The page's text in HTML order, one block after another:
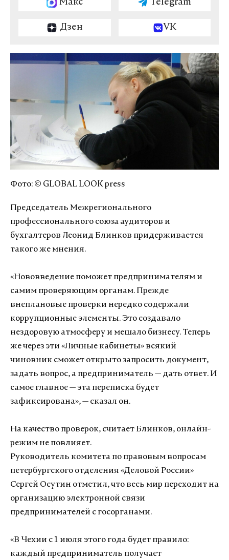
Макс Telegram
Дзен VK
Фото: © GLOBAL LOOK press
Председатель Межрегионального
профессионального союза аудиторов и
бухгалтеров Леонид Блинков придерживается
такого же мнения.
«Нововведение поможет предпринимателям и
самим проверяющим органам. Прежде
внеплановые проверки нередко содержали
коррупционные элементы. Это создавало
нездоровую атмосферу и мешало бизнесу. Теперь
же через эти «Личные кабинеты» всякий
чиновник сможет открыто запросить документ,
задать вопрос, а предприниматель — дать ответ. И
самое главное — эта переписка будет
зафиксирована», — сказал он.
На качество проверок, считает Блинков, онлайн-
режим не повлияет.
Руководитель комитета по правовым вопросам
петербургского отделения «Деловой России»
Сергей Осутин отметил, что весь мир переходит на
организацию электронной связи
предпринимателей с госорганами.
«В Чехии с 1 июля этого года будет правило:
каждый предприниматель получает